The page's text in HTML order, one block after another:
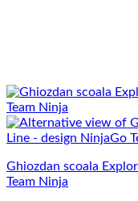
Ghiozdan scoala
Team Ninja